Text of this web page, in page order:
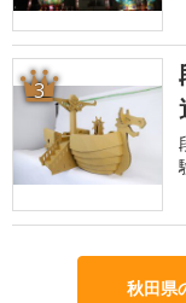
3
秋田県